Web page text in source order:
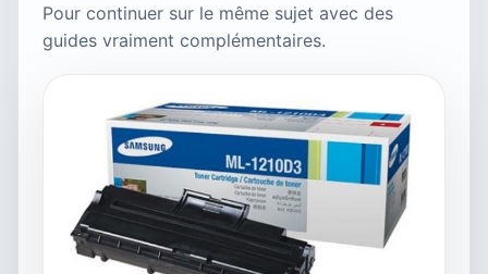
Pour continuer sur le même sujet avec des
guides vraiment complémentaires.